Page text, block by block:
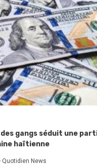
des gangs séduit une
haïtienne
Quotidien News